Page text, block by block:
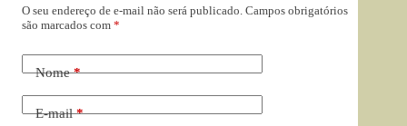
O seu endereço de e-mail não será publicado. Campos obrigatórios
são marcados com *
Nome*
E-mail*